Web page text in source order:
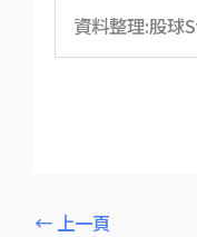
資料整理:股
←上一頁